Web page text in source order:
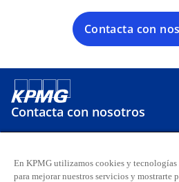
Contacta con
Contacta con nosotros
Sobre KPMG
En KPMG utilizamos cookies y tecnologías
para mejorar nuestros servicios y mostrarte